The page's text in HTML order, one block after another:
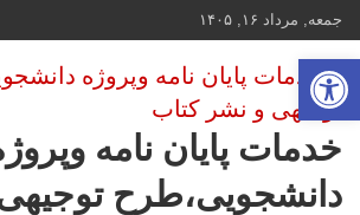
بروید
جمعه, مرداد ۱۶, ۱۴۰۵
خدمات پایان نامه
دانشجویی،طرح
باز کردن نوار ابزار